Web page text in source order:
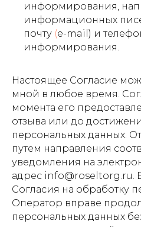
информирования,
информационных
почту (e-mail) и
информирования.
Настоящее Согласие
мной в любое время.
момента его
отзыва или до
персональных данных.
путем направления
уведомления на
адрес info@roseltorg.ru.
Согласия на обработку
Оператор вправе
персональных данных